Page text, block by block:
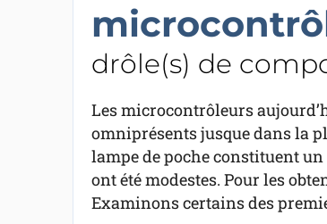
drôle(s) de
​Les microcontrôleurs
omniprésents jusque dans la
lampe de poche constituent
ont été modestes. Pour les
Examinons certains des